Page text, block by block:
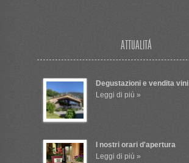
ATTUALITÁ
Degustazioni e vendita vini
Leggi di piú »
I nostri orari d'apertura
Leggi di piú »